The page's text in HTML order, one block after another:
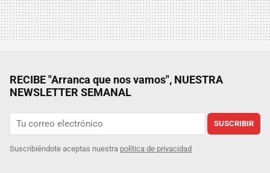
RECIBE "Arranca que nos vamos", NUESTRA
NEWSLETTER SEMANAL
SUSCRIBIR
Suscribiéndote aceptas nuestra política de privacidad